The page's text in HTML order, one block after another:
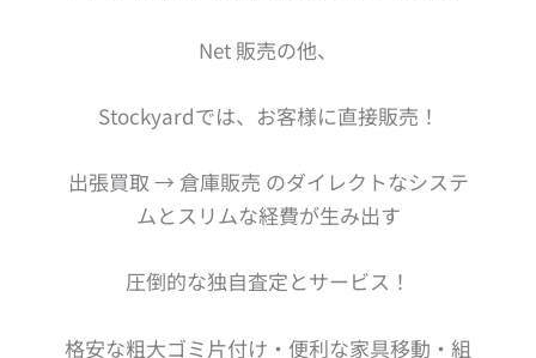
Net 販売の他、
Stockyardでは、お客様に直接販売！
出張買取 → 倉庫販売 のダイレクトなシステ
ムとスリムな経費が生み出す
圧倒的な独自査定とサービス！
格安な粗大ゴミ片付け・便利な家具移動・組